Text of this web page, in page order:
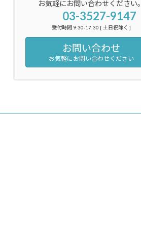
お気軽にお問い合わせください。
03-3527-9147
受付時間 9:30-17:30 [ 土日祝除く ]
お問い合わせ
お気軽にお問い合わせください